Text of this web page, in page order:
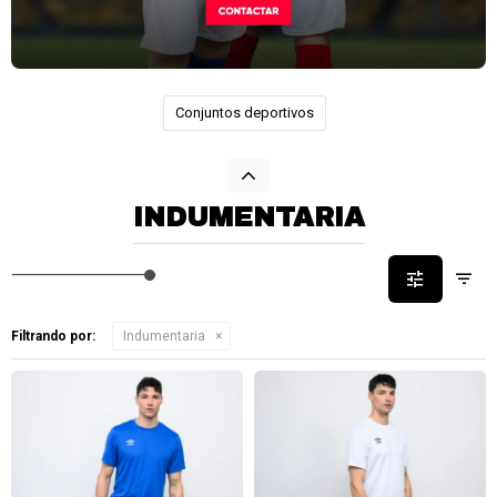
Conjuntos deportivos
INDUMENTARIA
Filtrando por: Indumentaria